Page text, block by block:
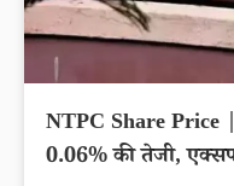
NTPC Share Price
0.06% की तेजी,